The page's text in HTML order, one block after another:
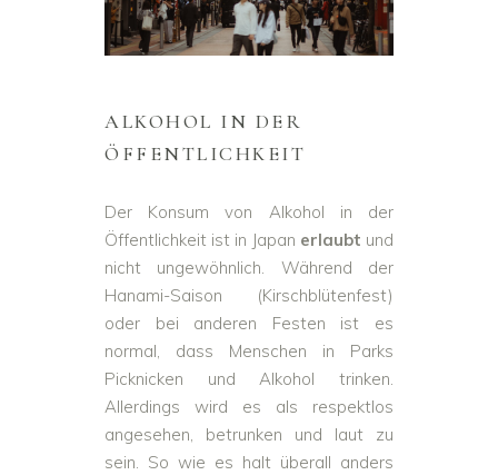
ALKOHOL IN DER
ÖFFENTLICHKEIT
Der Konsum von Alkohol in der
Öffentlichkeit ist in Japan erlaubt und
nicht ungewöhnlich. Während der
Hanami-Saison (Kirschblütenfest)
oder bei anderen Festen ist es
normal, dass Menschen in Parks
Picknicken und Alkohol trinken.
Allerdings wird es als respektlos
angesehen, betrunken und laut zu
sein. So wie es halt überall anders